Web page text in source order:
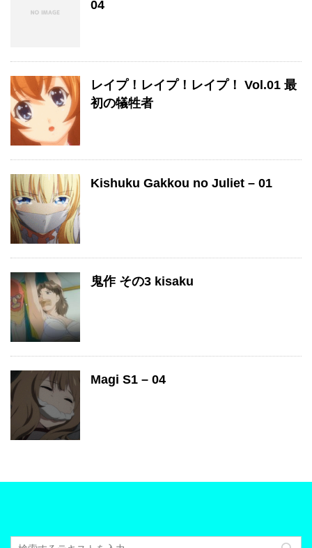
04
レイプ！レイプ！レイプ！ Vol.01 最
初の犠牲者
Kishuku Gakkou no Juliet – 01
鬼作 その3 kisaku
Magi S1 – 04